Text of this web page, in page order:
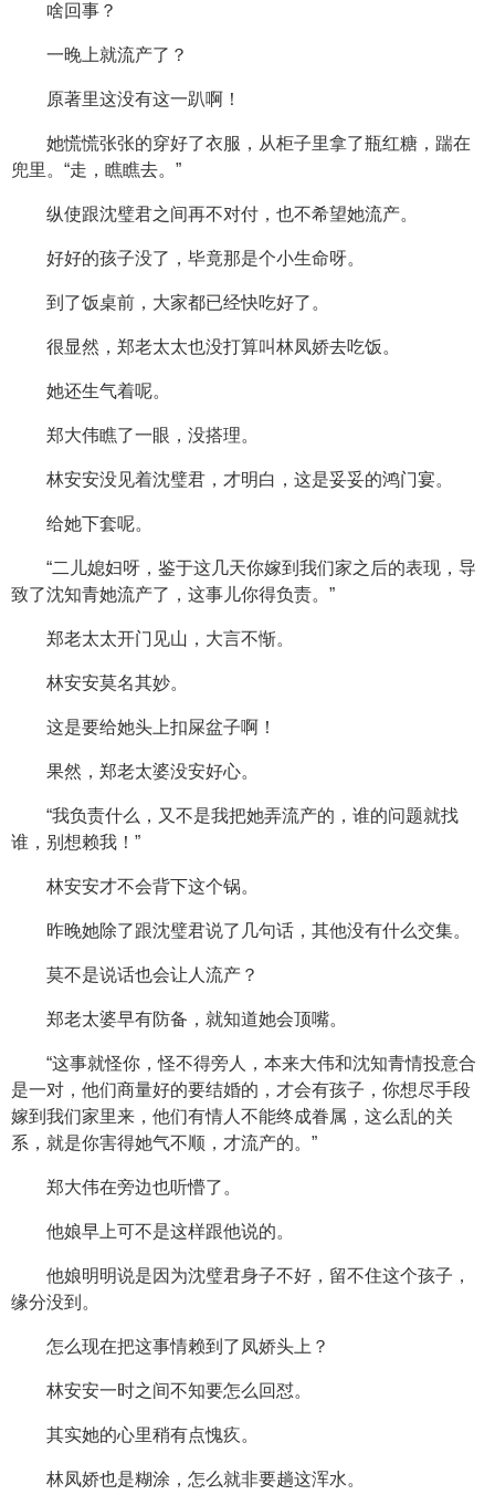
啥回事？
一晚上就流产了？
原著里这没有这一趴啊！
她慌慌张张的穿好了衣服，从柜子里拿了瓶红糖，踹在
兜里。“走，瞧瞧去。”
纵使跟沈璧君之间再不对付，也不希望她流产。
好好的孩子没了，毕竟那是个小生命呀。
到了饭桌前，大家都已经快吃好了。
很显然，郑老太太也没打算叫林凤娇去吃饭。
她还生气着呢。
郑大伟瞧了一眼，没搭理。
林安安没见着沈璧君，才明白，这是妥妥的鸿门宴。
给她下套呢。
“二儿媳妇呀，鉴于这几天你嫁到我们家之后的表现，导
致了沈知青她流产了，这事儿你得负责。”
郑老太太开门见山，大言不惭。
林安安莫名其妙。
这是要给她头上扣屎盆子啊！
果然，郑老太婆没安好心。
“我负责什么，又不是我把她弄流产的，谁的问题就找
谁，别想赖我！”
林安安才不会背下这个锅。
昨晚她除了跟沈璧君说了几句话，其他没有什么交集。
莫不是说话也会让人流产？
郑老太婆早有防备，就知道她会顶嘴。
“这事就怪你，怪不得旁人，本来大伟和沈知青情投意合
是一对，他们商量好的要结婚的，才会有孩子，你想尽手段
嫁到我们家里来，他们有情人不能终成眷属，这么乱的关
系，就是你害得她气不顺，才流产的。”
郑大伟在旁边也听懵了。
他娘早上可不是这样跟他说的。
他娘明明说是因为沈璧君身子不好，留不住这个孩子，
缘分没到。
怎么现在把这事情赖到了凤娇头上？
林安安一时之间不知要怎么回怼。
其实她的心里稍有点愧疚。
林凤娇也是糊涂，怎么就非要趟这浑水。